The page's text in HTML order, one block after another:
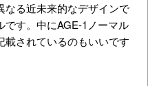
なる近未来的なデザインで
す。中にAGE-1ノーマル
されているのもいいです